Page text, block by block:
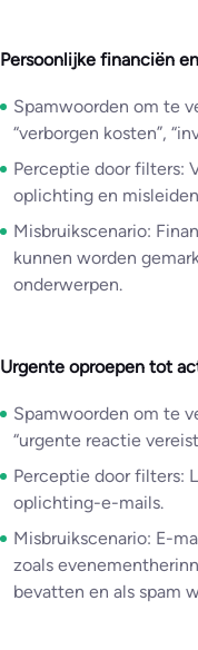
Persoonlijke financiën
Spamwoorden om te
“verborgen kosten”,
Perceptie door filters:
oplichting en
Misbruikscenario:
kunnen worden
onderwerpen.
Urgente oproepen tot
Spamwoorden om te
“urgente reactie
Perceptie door filters:
oplichting-e-mails.
Misbruikscenario: E-
zoals
bevatten en als spam